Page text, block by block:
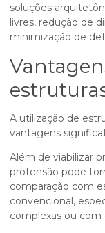
soluções
livres, redução de
minimização de
A utilização de
vantagens
Além de viabilizar
protensão pode
comparação com
convencional,
complexas ou com